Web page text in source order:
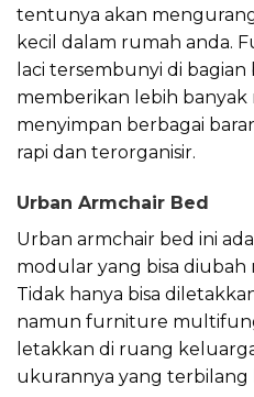
tentunya akan
kecil dalam rumah anda.
laci tersembunyi di bagian
memberikan lebih
menyimpan berbagai
rapi dan terorganisir.
Urban Armchair Bed
Urban armchair bed ini
modular yang bisa
Tidak hanya bisa
namun furniture
letakkan di ruang
ukurannya yang terbilang